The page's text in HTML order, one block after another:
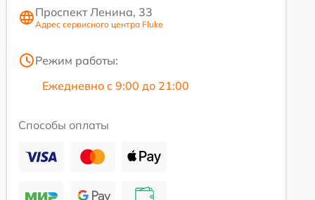
Проспект Ленина, 33
Адрес сервисного центра Fluke
Режим работы:
Ежедневно с 9:00 до 21:00
Способы оплаты